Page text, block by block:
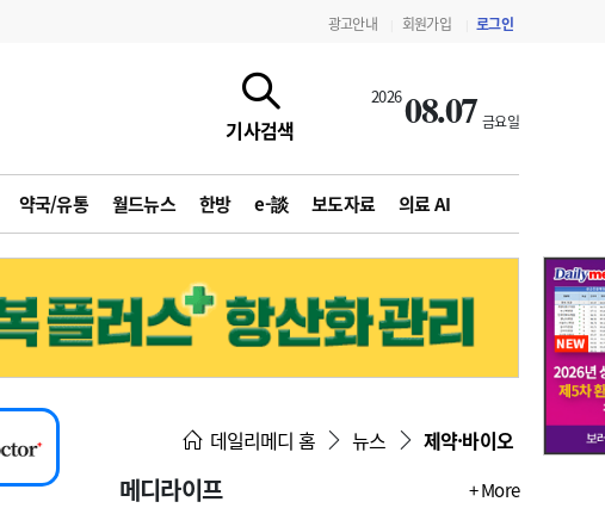
광고안내 회원가입 로그인
기사검색
202608.07 금요일
약국/유통 월드뉴스 한방 e-談 보도자료 의료 AI
지침·기준·평가 약제급여 심사 결과
데일리메디 홈 뉴스 제약·바이오
메디라이프 + More